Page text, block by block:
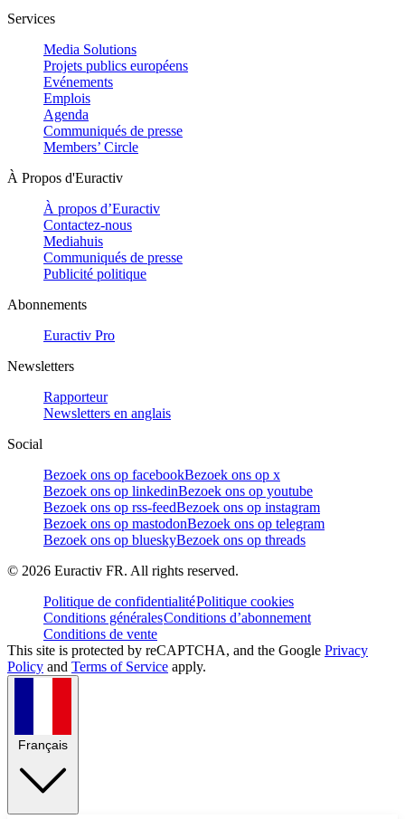
Services
Media Solutions
Projets publics européens
Evénements
Emplois
Agenda
Communiqués de presse
Members’ Circle
À Propos d'Euractiv
À propos d’Euractiv
Contactez-nous
Mediahuis
Communiqués de presse
Publicité politique
Abonnements
Euractiv Pro
Newsletters
Rapporteur
Newsletters en anglais
Social
Bezoek ons op facebookBezoek ons op x
Bezoek ons op linkedinBezoek ons op youtube
Bezoek ons op rss-feedBezoek ons op instagram
Bezoek ons op mastodonBezoek ons op telegram
Bezoek ons op blueskyBezoek ons op threads
© 2026 Euractiv FR. All rights reserved.
Politique de confidentialitéPolitique cookies
Conditions généralesConditions d’abonnement
Conditions de vente
This site is protected by reCAPTCHA, and the Google Privacy
Policy and Terms of Service apply.
Français